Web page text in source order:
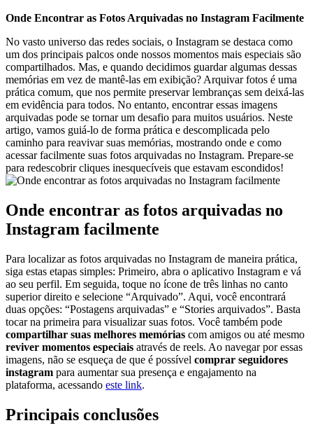
Onde Encontrar as Fotos Arquivadas no Instagram Facilmente
No vasto universo das redes ​sociais, o‌ Instagram‍ se destaca como
um dos‍ principais palcos onde nossos momentos⁣ mais ⁢especiais ‍são
compartilhados. ⁣Mas,​ e ‍quando decidimos guardar‍ algumas dessas
memórias em vez ‍de mantê-las em ⁢exibição? Arquivar fotos é uma
⁣prática comum, que nos permite ‌preservar lembranças sem deixá-las
em evidência para todos. ‌No ​entanto, encontrar essas ​imagens​
arquivadas⁢ pode se tornar ​um desafio⁢ para muitos usuários. Neste
artigo, vamos guiá-lo de ​forma prática​ e descomplicada pelo
caminho para ​reavivar suas memórias, mostrando onde e‌ como
acessar facilmente ⁣suas fotos ⁣arquivadas no ‌Instagram. Prepare-se‌
para redescobrir ​cliques inesquecíveis que estavam escondidos!
Onde encontrar as fotos arquivadas no
Instagram facilmente
Para localizar as fotos arquivadas no Instagram de maneira prática,
‌siga estas‌ etapas simples: Primeiro, abra⁣ o aplicativo Instagram ‌e vá
ao seu perfil. Em seguida,⁢ toque no ícone de três linhas ⁤no canto
superior direito e ⁤selecione “Arquivado”. Aqui, ⁤você ⁣encontrará
duas opções: “Postagens arquivadas”​ e “Stories⁢ arquivados”. ⁣Basta
tocar na primeira para visualizar ‍suas fotos. ‍Você também pode
compartilhar suas⁢ melhores memórias com amigos ou até mesmo
reviver momentos especiais através ⁢de reels. Ao‌ navegar por essas
⁤imagens,⁤ não se ‍esqueça de que ‍é possível comprar seguidores
instagram ⁣para aumentar sua​ presença ⁤e engajamento na
plataforma, ‌acessando este⁢ link. ⁣
Principais​ conclusões